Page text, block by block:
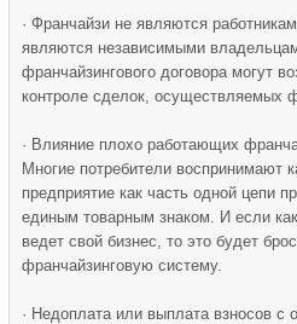
· Франчайзи не являются
являются независимыми
франчайзингового договора могут
контроле сделок, осуществляемых
· Влияние плохо работающих
Многие потребители воспринимают
предприятие как часть одной цепи
единым товарным знаком. И если
ведет свой бизнес, то это будет
франчайзинговую систему.
· Недоплата или выплата взносов с